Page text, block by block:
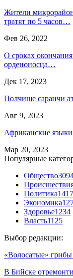
Жители
тратят по 5 часов…
Фев 26, 2022
О сроках
орденоносца…
Дек 17, 2023
Полчище саранчи
Авг 9, 2023
Африканские языки
Мар 20, 2023
Популярные
Общество
Политика1417
Экономика
Здоровье1234
Власть1125
Выбор редакции:
«Волосатые»
В Бийске